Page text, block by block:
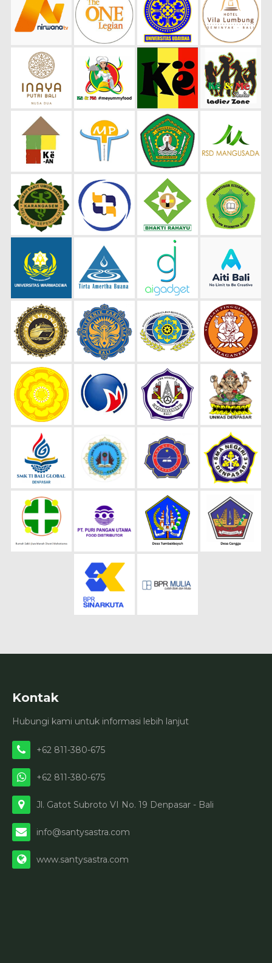
Kontak
Hubungi kami untuk informasi lebih lanjut
+62 811-380-675
+62 811-380-675
Jl. Gatot Subroto VI No. 19 Denpasar - Bali
info@santysastra.com
www.santysastra.com